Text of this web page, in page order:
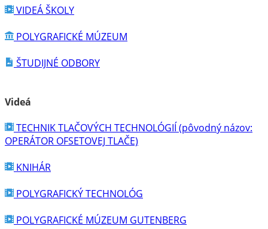
VIDEÁ ŠKOLY
POLYGRAFICKÉ MÚZEUM
ŠTUDIJNÉ ODBORY
Videá
TECHNIK TLAČOVÝCH TECHNOLÓGIÍ (pôvodný názov:
OPERÁTOR OFSETOVEJ TLAČE)
KNIHÁR
POLYGRAFICKÝ TECHNOLÓG
POLYGRAFICKÉ MÚZEUM GUTENBERG